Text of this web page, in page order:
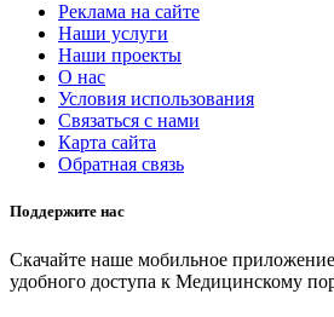
Реклама на сайте
Наши услуги
Наши проекты
О нас
Условия использования
Связаться с нами
Карта сайта
Обратная связь
Поддержите нас
Скачайте наше мобильное
удобного доступа к Медицинскому